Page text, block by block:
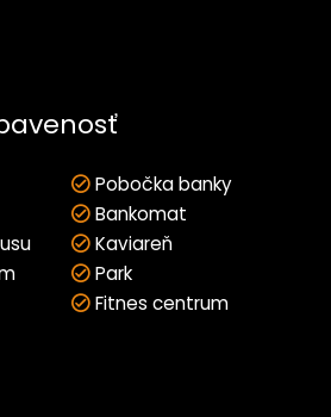
Pobočka banky
Bankomat
Kaviareň
Park
Fitnes centrum